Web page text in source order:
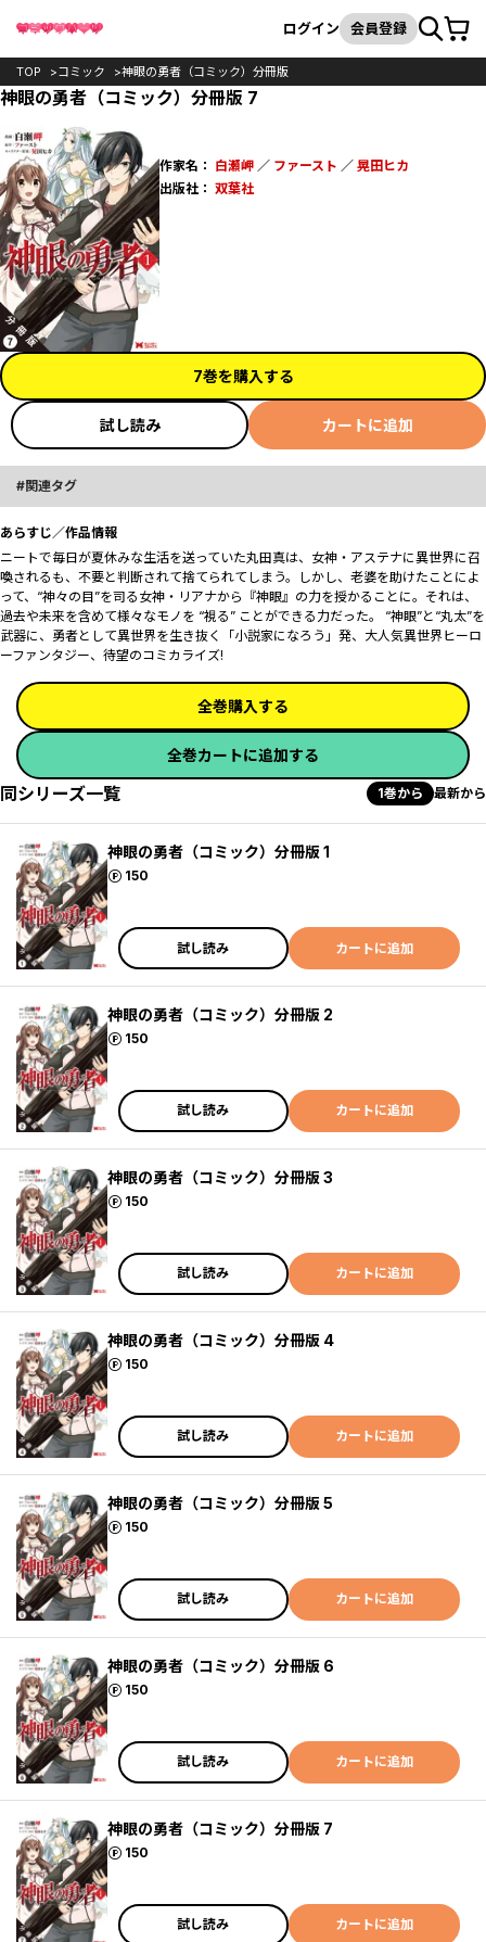
検索
ログイン 会員登録カート
TOP コミック 神眼の勇者（コミック）分冊版
神眼の勇者（コミック）分冊版 7
作家名： 白瀬岬／ ファースト ／ 晃田ヒカ
出版社： 双葉社
7巻を購入する
試し読み カートに追加
関連タグ
あらすじ／作品情報
ニートで毎日が夏休みな生活を送っていた丸田真は、女神・アステナに異世界に召
喚されるも、不要と判断されて捨てられてしまう。しかし、老婆を助けたことによ
って、“神々の目”を司る女神・リアナから『神眼』の力を授かることに。それは、
過去や未来を含めて様々なモノを “視る” ことができる力だった。 “神眼”と“丸太”を
武器に、勇者として異世界を生き抜く「小説家になろう」発、大人気異世界ヒーロ
ーファンタジー、待望のコミカライズ!
全巻購入する
全巻カートに追加する
同シリーズ一覧 1巻から 最新から
神眼の勇者（コミック）分冊版 1
150
ポイント
試し読み カートに追加
神眼の勇者（コミック）分冊版 2
150
ポイント
試し読み カートに追加
神眼の勇者（コミック）分冊版 3
150
ポイント
試し読み カートに追加
神眼の勇者（コミック）分冊版 4
150
ポイント
試し読み カートに追加
神眼の勇者（コミック）分冊版 5
150
ポイント
試し読み カートに追加
神眼の勇者（コミック）分冊版 6
150
ポイント
試し読み カートに追加
神眼の勇者（コミック）分冊版 7
150
ポイント
試し読み カートに追加